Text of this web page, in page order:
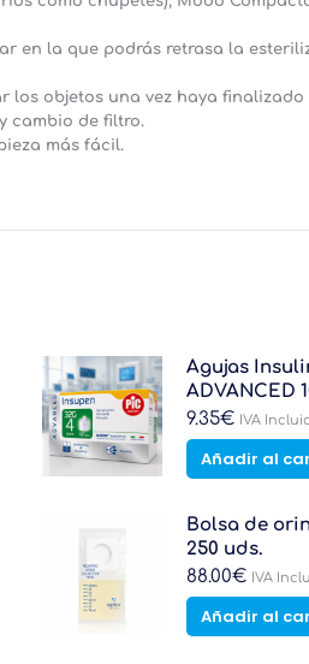
en la que podrás retrasa la
los objetos una vez haya
cambio de filtro.
más fácil.
Agujas
ADVANCED
9.35€ IVA
Añadir al
Bolsa de
250 uds.
88.00€ IVA
Añadir al